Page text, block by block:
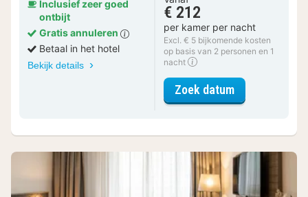
Inclusief zeer goed
ontbijt
Gratis annuleren
Betaal in het hotel
Bekijk details
€ 212
per kamer per nacht
Excl. € 5 bijkomende kosten
op basis van 2 personen en 1
nacht
Zoek datumvoor Comfort